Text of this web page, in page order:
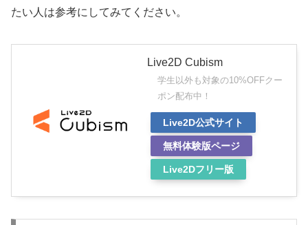
たい人は参考にしてみてください。
Live2D Cubism
学生以外も対象の10%OFFクー
ポン配布中！
Live2D公式サイト
無料体験版ページ
Live2Dフリー版